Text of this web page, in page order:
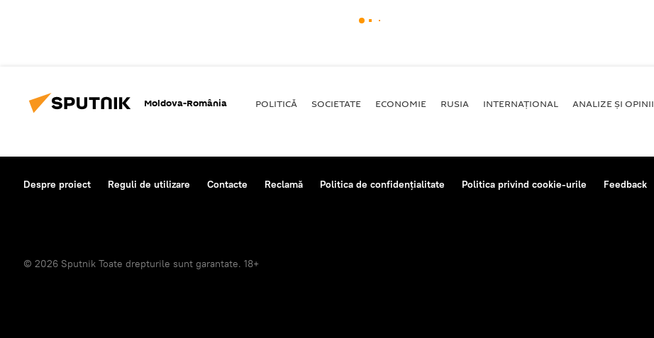
Moldova-România POLITICĂ SOCIETATE ECONOMIE RUSIA INTERNAŢIONAL ANALIZE ȘI OPINII
Despre proiect Reguli de utilizare Contacte Reclamă Politica de confidențialitate Politica privind cookie-urile Feedback
© 2026 Sputnik Toate drepturile sunt garantate. 18+